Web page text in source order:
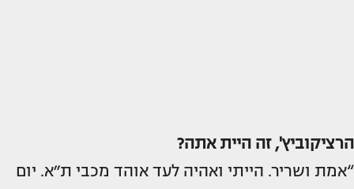
הרציקוביץ', זה היית אתה?
“אמת ושריר. הייתי ואהיה לעד אוהד מכבי ת״א. יום